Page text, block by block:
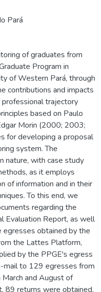
Pará
of graduates from
Program in
of Western Pará, through
contributions and impacts
trajectory
based on Paulo
Morin (2000; 2003;
for developing a proposal
system. The
nature, with case study
as it employs
of information and in their
To this end, we
regarding the
Evaluation Report, as well
egresses obtained by the
the Lattes Platform,
by the PPGE's egress
mail to 129 egresses from
and August of
89 returns were obtained,